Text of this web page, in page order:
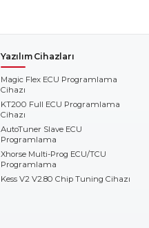
Yazılım Cihazları
Magic Flex ECU Programlama
Cihazı
KT200 Full ECU Programlama
Cihazı
AutoTuner Slave ECU
Programlama
Xhorse Multi-Prog ECU/TCU
Programlama
Kess V2 V2.80 Chip Tuning Cihazı